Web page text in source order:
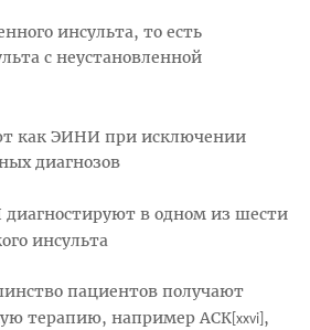
инсульта, то есть
с неустановленной
как ЭИНИ при исключении
диагнозов
в одном из шести
инсульта
пациентов получают
терапию, например АСК [xxvi] ,